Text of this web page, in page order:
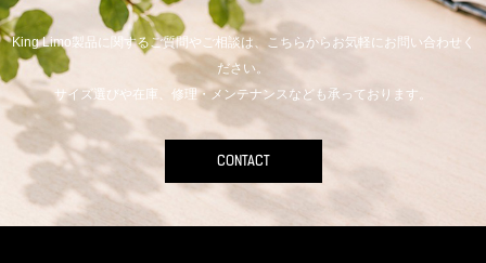
King Limo製品に関するご質問やご相談は、こちらからお気軽にお問い合わせく
ださい。
サイズ選びや在庫、修理・メンテナンスなども承っております。
CONTACT